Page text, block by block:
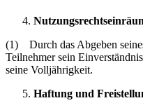
(1) Durch das Abgeben
Teilnehmer sein
seine Volljährigkeit.
Haftung und